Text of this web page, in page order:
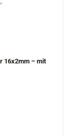
16x2mm – mit